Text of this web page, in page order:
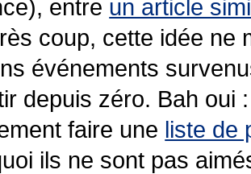
entre un article
coup, cette idée
événements
depuis zéro. Bah oui
faire une liste de
ils ne sont pas